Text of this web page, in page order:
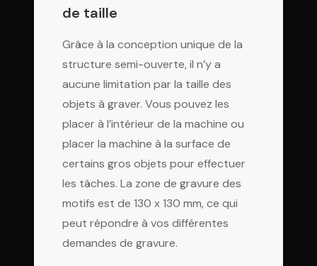
de taille
Grâce à la conception unique de la
structure semi-ouverte, il n’y a
aucune limitation par la taille des
objets à graver. Vous pouvez les
placer à l’intérieur de la machine ou
placer la machine à la surface de
certains gros objets pour effectuer
les tâches. La zone de gravure des
motifs est de 130 x 130 mm, ce qui
peut répondre à vos différentes
demandes de gravure.